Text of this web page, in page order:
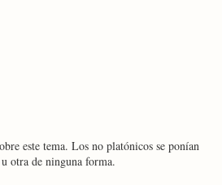
este tema. Los no platónicos se ponían
otra de ninguna forma.